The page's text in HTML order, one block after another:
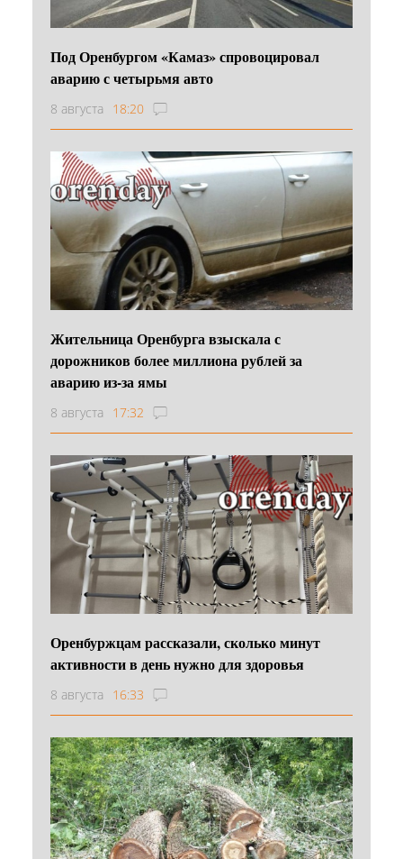
Под Оренбургом «Камаз» спровоцировал
аварию с четырьмя авто
8 августа 18:20
Жительница Оренбурга взыскала с
дорожников более миллиона рублей за
аварию из-за ямы
8 августа 17:32
Оренбуржцам рассказали, сколько минут
активности в день нужно для здоровья
8 августа 16:33